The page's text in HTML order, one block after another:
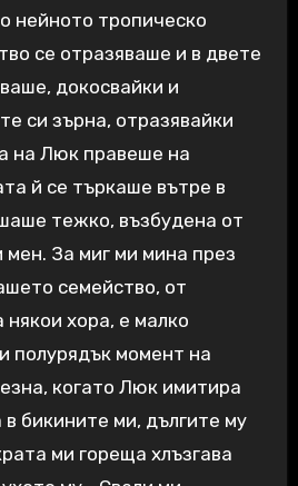
нейното тропическо
се отразяваше и в двете
докосвайки и
си зърна, отразявайки
на Люк правеше на
й се търкаше вътре в
тежко, възбудена от
За миг ми мина през
семейство, от
някои хора, е малко
полурядък момент на
когато Люк имитира
бикините ми, дългите му
ми гореща хлъзгава